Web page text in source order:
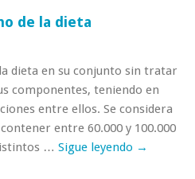
de la dieta
dieta en su conjunto sin tratar
componentes, teniendo en
entre ellos. Se considera
entre 60.000 y 100.000
… Sigue leyendo →